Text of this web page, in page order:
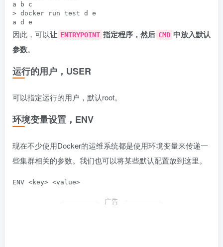
a b c
> docker run test d e
因此，可以让 ENTRYPOINT 指定程序，然后 CMD 中放入默认
参数。
运行的用户，USER
可以指定运行的用户，默认root。
环境变量设置，ENV
现在不少使用Docker的运维系统都是使用环境变量来传递一
些集群相关的参数。我们也可以将某些默认配置放到这里。
广告